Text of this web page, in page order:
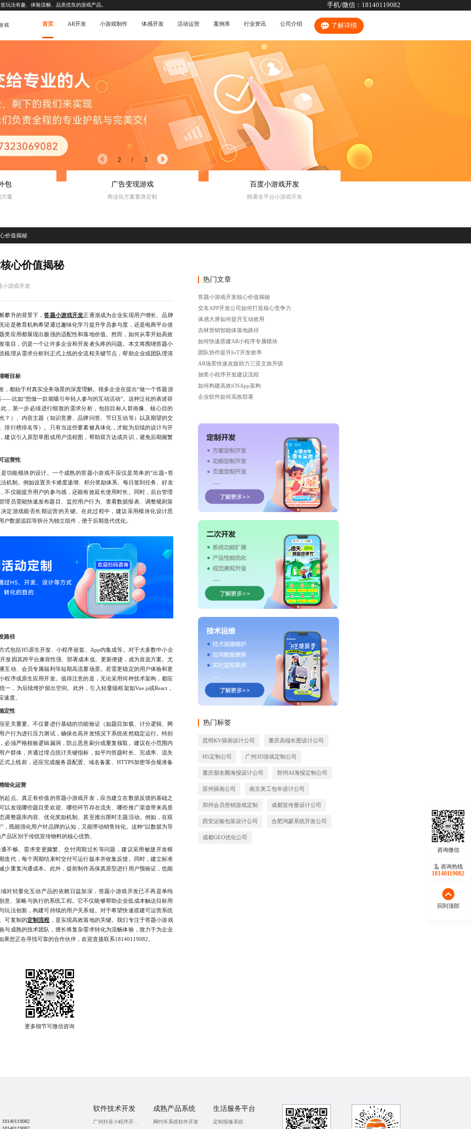
玩法有趣、体验流畅、品质优良的游戏产品。 手机/微信： 18140119082
戏 首页 AR开发 小游戏制作 体感开发 活动运营 案例库 行业资讯 公司介绍 了解详情
3 / 3
包
方案
广告变现游戏
商业化方案量身定制
百度小游戏开发
精通全平台小游戏开发
价值揭秘
心价值揭秘
小游戏开发
升的背景下，答题小游戏开发正逐渐成为企业实现用户增长、品牌
论是教育机构希望通过趣味化学习提升学员参与度，还是电商平台借
类应用都展现出极强的适配性和落地价值。然而，如何从零开始高效
项目，仍是一个让许多企业和开发者头疼的问题。本文将围绕答题小
梳理从需求分析到正式上线的全流程关键节点，帮助企业或团队理清
晰目标
都始于对真实业务场景的深度理解。很多企业在提出“做一个答题游
——比如“想做一款能吸引年轻人参与的互动活动”。这种泛化的表述容
，第一步必须进行细致的需求分析，包括目标人群画像、核心目的
？）、内容主题（知识竞赛、品牌问答、节日互动等）以及期望的交
排行榜排名等）。只有当这些要素被具体化，才能为后续的设计与开
建议引入原型草图或用户流程图，帮助双方达成共识，避免后期频繁
运营性
能模块的设计。一个成熟的答题小游戏不应仅是简单的“出题+答
机制。例如设置关卡难度递增、积分奖励体系、每日签到任务、好友
不仅能提升用户的参与感，还能有效延长使用时长。同时，后台管理
员需能快速发布题目、监控用户行为、查看数据报表、调整规则策
定游戏能否长期运营的关键。在此过程中，建议采用模块化设计思
户数据追踪等拆分为独立组件，便于后期迭代优化。
路径
包括H5原生开发、小程序嵌套、App内集成等。对于大多数中小企
发因其跨平台兼容性强、部署成本低、更新便捷，成为首选方案。尤
互动、会员专属福利等短期高流量场景。若需更稳定的用户体验和更
程序或原生应用开发。值得注意的是，无论采用何种技术架构，都应
一，为后续维护留出空间。此外，引入轻量级框架如Vue.js或React，
速度。
定性
关重要。不仅要进行基础的功能验证（如题目加载、计分逻辑、网
户行为进行压力测试，确保在高并发情况下系统依然稳定运行。特别
必须严格校验逻辑漏洞，防止恶意刷分或重复领取。建议在小范围内
户群体，并通过埋点统计关键指标，如平均答题时长、完成率、流失
式上线前，还应完成服务器配置、域名备案、HTTPS加密等合规准备
细化运营
点。真正有价值的答题小游戏开发，应当建立在数据反馈的基础之
以发现哪些题目受欢迎、哪些环节存在流失、哪些推广渠道带来高质
调整题库内容、优化奖励机制、甚至推出限时主题活动。例如，在双
，既能强化用户对品牌的认知，又能带动销售转化。这种“以数据为导
品区别于传统宣传物料的核心优势。
畅、需求变更频繁、交付周期过长等问题，建议采用敏捷开发模
迭代，每个周期结束时交付可运行版本并收集反馈。同时，建立标准
少重复沟通成本。此外，提前制作高保真原型进行用户预验证，也能
轻量化互动产品的依赖日益加深，答题小游戏开发已不再是单纯
意、策略与执行的系统工程。它不仅能够帮助企业低成本触达目标用
玩法创新，构建可持续的用户关系链。对于希望快速搭建可运营系统
可复制的定制流程 ，是实现高效落地的关键。我们专注于答题小游戏
与成熟的技术团队，擅长将复杂需求转化为流畅体验，致力于为企业
果您正在寻找可靠的合作伙伴，欢迎直接联系18140119082。
热门文章
答题小游戏开发核心价值揭秘
交友APP开发公司如何打造核心竞争力
体感大屏如何提升互动效用
吉林营销智能体落地路径
如何快速搭建AR小程序专属模块
团队协作提升IoT开发效率
AR场景快速改版助力三亚文旅升级
抽奖小程序开发建议流程
如何构建高效iOSApp架构
企业软件如何高效部署
热门标签
昆明KV插画设计公司 重庆高端长图设计公司
H5定制公司 广州3D游戏定制公司
重庆朋友圈海报设计公司 郑州AI海报定制公司
苏州插画公司 南京美工包年设计公司
郑州会员营销游戏定制 成都宣传册设计公司
西安运输包装设计公司 合肥鸿蒙系统开发公司
成都GEO优化公司
咨询热线
18140119082
回到顶部
18140119082
软件技术开发
广州抖音小程序开发公司
成熟产品系统
网约车系统软件开发
生活服务平台
定制报修系统